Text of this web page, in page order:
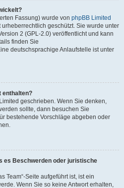
Fassung) wurde von phpBB Limited
geschützt. Sie wurde unter
2 (GPL-2.0) veröffentlicht und kann
finden Sie
deutschsprachige Anlaufstelle ist unter
enthalten?
geschrieben. Wenn Sie denken,
sollte, dann besuchen Sie
bestehende Vorschläge abgeben oder
es Beschwerden oder juristische
Team“-Seite aufgeführt ist, ist ein
Wenn Sie so keine Antwort erhalten,